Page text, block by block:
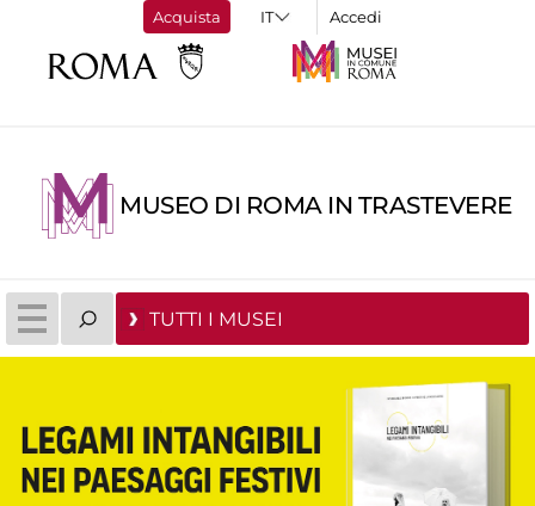
Acquista Accedi
MUSEO DI ROMA IN TRASTEVERE
TUTTI I MUSEI